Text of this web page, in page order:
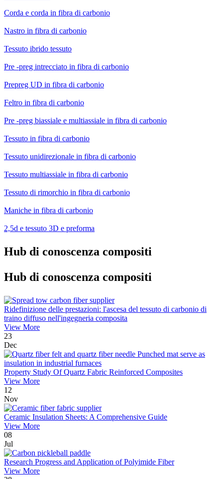
Corda e corda in fibra di carbonio
Nastro in fibra di carbonio
Tessuto ibrido tessuto
Pre -preg intrecciato in fibra di carbonio
Prepreg UD in fibra di carbonio
Feltro in fibra di carbonio
Pre -preg biassiale e multiassiale in fibra di carbonio
Tessuto in fibra di carbonio
Tessuto unidirezionale in fibra di carbonio
Tessuto multiassiale in fibra di carbonio
Tessuto di rimorchio in fibra di carbonio
Maniche in fibra di carbonio
2,5d e tessuto 3D e preforma
Hub di conoscenza compositi
Hub di conoscenza compositi
Ridefinizione delle prestazioni: l'ascesa del tessuto di carbonio di
traino diffuso nell'ingegneria composita
View More
23
Dec
Property Study Of Quartz Fabric Reinforced Composites
View More
12
Nov
Ceramic Insulation Sheets: A Comprehensive Guide
View More
08
Jul
Research Progress and Application of Polyimide Fiber
View More